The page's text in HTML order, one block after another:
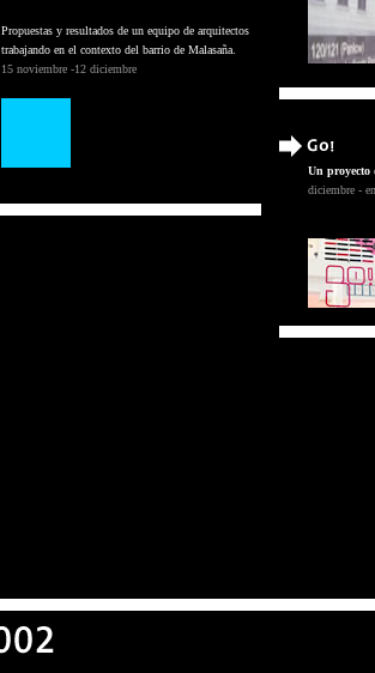
Propuestas y resultados de un equipo de arquitectos
trabajando en el contexto del barrio de Malasaña.
15 noviembre -12 diciembre
Un proyecto
diciembre -